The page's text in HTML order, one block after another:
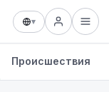
▾
Происшествия